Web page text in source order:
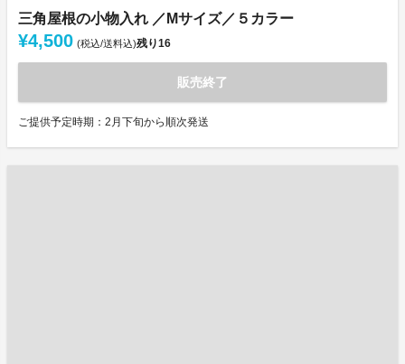
三角屋根の小物入れ ／Mサイズ／５カラー
¥4,500 (税込/送料込)残り16
販売終了
ご提供予定時期：2月下旬から順次発送